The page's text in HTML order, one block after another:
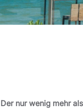
Der nur wenig mehr